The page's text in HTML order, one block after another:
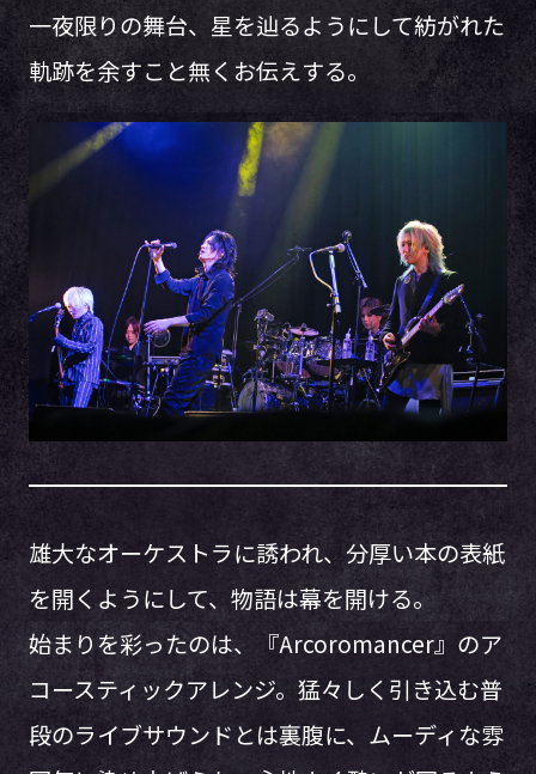
一夜限りの舞台、星を辿るようにして紡がれた
軌跡を余すこと無くお伝えする。
雄大なオーケストラに誘われ、分厚い本の表紙
を開くようにして、物語は幕を開ける。
始まりを彩ったのは、『Arcoromancer』のア
コースティックアレンジ。猛々しく引き込む普
段のライブサウンドとは裏腹に、ムーディな雰